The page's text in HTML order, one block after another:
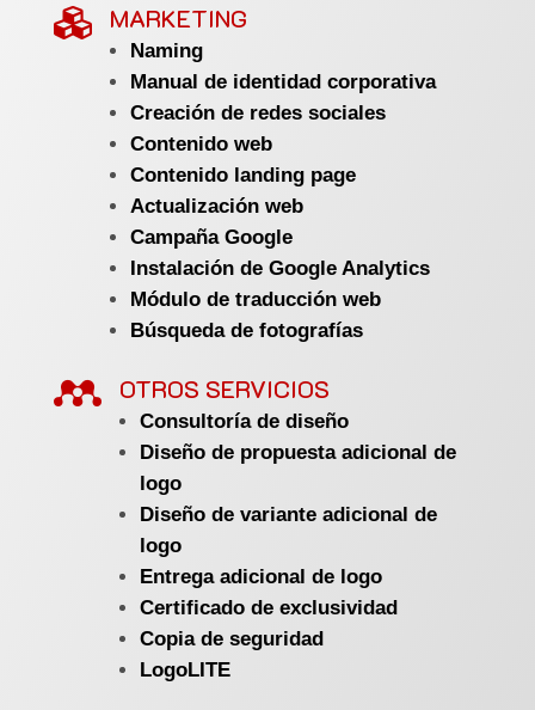
 MARKETING
Naming
Manual de identidad corporativa
Creación de redes sociales
Contenido web
Contenido landing page
Actualización web
Campaña Google
Instalación de Google Analytics
Módulo de traducción web
Búsqueda de fotografías
 OTROS SERVICIOS
Consultoría de diseño
Diseño de propuesta adicional de
logo
Diseño de variante adicional de
logo
Entrega adicional de logo
Certificado de exclusividad
Copia de seguridad
LogoLITE